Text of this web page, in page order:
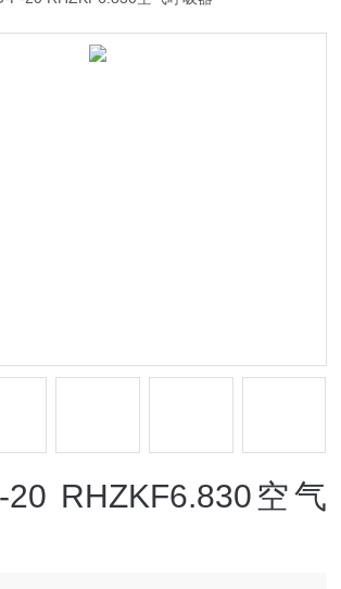
20 RHZKF6.830空气